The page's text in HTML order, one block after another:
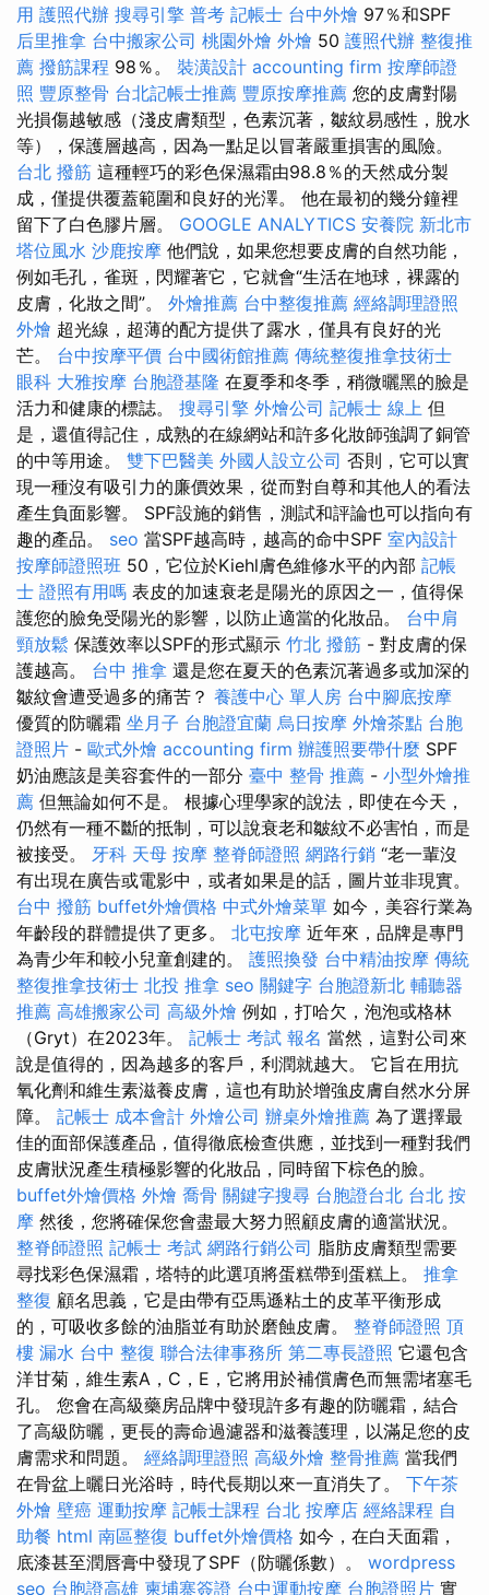
用 護照代辦 搜尋引擎 普考 記帳士 台中外燴 97％和SPF
后里推拿 台中搬家公司 桃園外燴 外燴 50 護照代辦 整復推
薦 撥筋課程 98％。 裝潢設計 accounting firm 按摩師證
照 豐原整骨 台北記帳士推薦 豐原按摩推薦 您的皮膚對陽
光損傷越敏感（淺皮膚類型，色素沉著，皺紋易感性，脫水
等），保護層越高，因為一點足以冒著嚴重損害的風險。
台北 撥筋 這種輕巧的彩色保濕霜由98.8％的天然成分製
成，僅提供覆蓋範圍和良好的光澤。 他在最初的幾分鐘裡
留下了白色膠片層。 GOOGLE ANALYTICS 安養院 新北市
塔位風水 沙鹿按摩 他們說，如果您想要皮膚的自然功能，
例如毛孔，雀斑，閃耀著它，它就會“生活在地球，裸露的
皮膚，化妝之間”。 外燴推薦 台中整復推薦 經絡調理證照
外燴 超光線，超薄的配方提供了露水，僅具有良好的光
芒。 台中按摩平價 台中國術館推薦 傳統整復推拿技術士
眼科 大雅按摩 台胞證基隆 在夏季和冬季，稍微曬黑的臉是
活力和健康的標誌。 搜尋引擎 外燴公司 記帳士 線上 但
是，還值得記住，成熟的在線網站和許多化妝師強調了銅管
的中等用途。 雙下巴醫美 外國人設立公司 否則，它可以實
現一種沒有吸引力的廉價效果，從而對自尊和其他人的看法
產生負面影響。 SPF設施的銷售，測試和評論也可以指向有
趣的產品。 seo 當SPF越高時，越高的命中SPF 室內設計
按摩師證照班 50，它位於Kiehl膚色維修水平的內部 記帳
士 證照有用嗎 表皮的加速衰老是陽光的原因之一，值得保
護您的臉免受陽光的影響，以防止適當的化妝品。 台中肩
頸放鬆 保護效率以SPF的形式顯示 竹北 撥筋 - 對皮膚的保
護越高。 台中 推拿 還是您在夏天的色素沉著過多或加深的
皺紋會遭受過多的痛苦？ 養護中心 單人房 台中腳底按摩
優質的防曬霜 坐月子 台胞證宜蘭 烏日按摩 外燴茶點 台胞
證照片 - 歐式外燴 accounting firm 辦護照要帶什麼 SPF
奶油應該是美容套件的一部分 臺中 整骨 推薦 - 小型外燴推
薦 但無論如何不是。 根據心理學家的說法，即使在今天，
仍然有一種不斷的抵制，可以說衰老和皺紋不必害怕，而是
被接受。 牙科 天母 按摩 整脊師證照 網路行銷 “老一輩沒
有出現在廣告或電影中，或者如果是的話，圖片並非現實。
台中 撥筋 buffet外燴價格 中式外燴菜單 如今，美容行業為
年齡段的群體提供了更多。 北屯按摩 近年來，品牌是專門
為青少年和較小兒童創建的。 護照換發 台中精油按摩 傳統
整復推拿技術士 北投 推拿 seo 關鍵字 台胞證新北 輔聽器
推薦 高雄搬家公司 高級外燴 例如，打哈欠，泡泡或格林
（Gryt）在2023年。 記帳士 考試 報名 當然，這對公司來
說是值得的，因為越多的客戶，利潤就越大。 它旨在用抗
氧化劑和維生素滋養皮膚，這也有助於增強皮膚自然水分屏
障。 記帳士 成本會計 外燴公司 辦桌外燴推薦 為了選擇最
佳的面部保護產品，值得徹底檢查供應，並找到一種對我們
皮膚狀況產生積極影響的化妝品，同時留下棕色的臉。
buffet外燴價格 外燴 喬骨 關鍵字搜尋 台胞證台北 台北 按
摩 然後，您將確保您會盡最大努力照顧皮膚的適當狀況。
整脊師證照 記帳士 考試 網路行銷公司 脂肪皮膚類型需要
尋找彩色保濕霜，塔特的此選項將蛋糕帶到蛋糕上。 推拿
整復 顧名思義，它是由帶有亞馬遜粘土的皮革平衡形成
的，可吸收多餘的油脂並有助於磨蝕皮膚。 整脊師證照 頂
樓 漏水 台中 整復 聯合法律事務所 第二專長證照 它還包含
洋甘菊，維生素A，C，E，它將用於補償膚色而無需堵塞毛
孔。 您會在高級藥房品牌中發現許多有趣的防曬霜，結合
了高級防曬，更長的壽命過濾器和滋養護理，以滿足您的皮
膚需求和問題。 經絡調理證照 高級外燴 整骨推薦 當我們
在骨盆上曬日光浴時，時代長期以來一直消失了。 下午茶
外燴 壁癌 運動按摩 記帳士課程 台北 按摩店 經絡課程 自
助餐 html 南區整復 buffet外燴價格 如今，在白天面霜，
底漆甚至潤唇膏中發現了SPF（防曬係數）。 wordpress
seo 台胞證高雄 柬埔寨簽證 台中運動按摩 台胞證照片 實